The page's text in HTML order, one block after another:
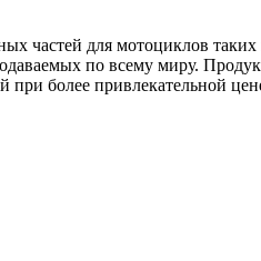
частей для мотоциклов
по всему миру.
при более привлекательной